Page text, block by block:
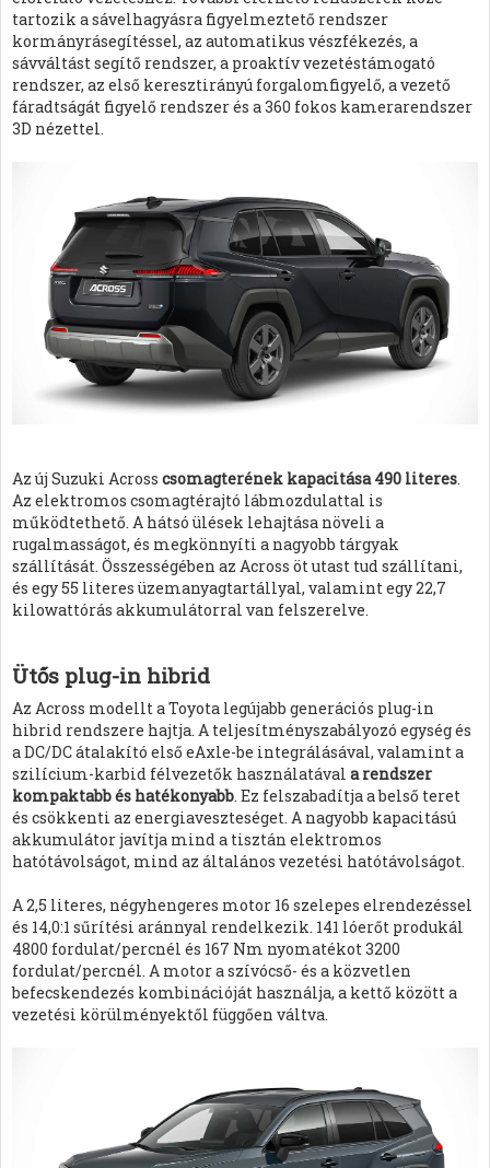
tartozik a sávelhagyásra figyelmeztető rendszer
kormányrásegítéssel, az automatikus vészfékezés, a
sávváltást segítő rendszer, a proaktív vezetéstámogató
rendszer, az első keresztirányú forgalomfigyelő, a vezető
fáradtságát figyelő rendszer és a 360 fokos kamerarendszer
3D nézettel.
Az új Suzuki Across csomagterének kapacitása 490 literes.
Az elektromos csomagtérajtó lábmozdulattal is
működtethető. A hátsó ülések lehajtása növeli a
rugalmasságot, és megkönnyíti a nagyobb tárgyak
szállítását. Összességében az Across öt utast tud szállítani,
és egy 55 literes üzemanyagtartállyal, valamint egy 22,7
kilowattórás akkumulátorral van felszerelve.
Ütős plug-in hibrid
Az Across modellt a Toyota legújabb generációs plug-in
hibrid rendszere hajtja. A teljesítményszabályozó egység és
a DC/DC átalakító első eAxle-be integrálásával, valamint a
szilícium-karbid félvezetők használatával a rendszer
kompaktabb és hatékonyabb. Ez felszabadítja a belső teret
és csökkenti az energiaveszteséget. A nagyobb kapacitású
akkumulátor javítja mind a tisztán elektromos
hatótávolságot, mind az általános vezetési hatótávolságot.
A 2,5 literes, négyhengeres motor 16 szelepes elrendezéssel
és 14,0:1 sűrítési aránnyal rendelkezik. 141 lóerőt produkál
4800 fordulat/percnél és 167 Nm nyomatékot 3200
fordulat/percnél. A motor a szívócső- és a közvetlen
befecskendezés kombinációját használja, a kettő között a
vezetési körülményektől függően váltva.